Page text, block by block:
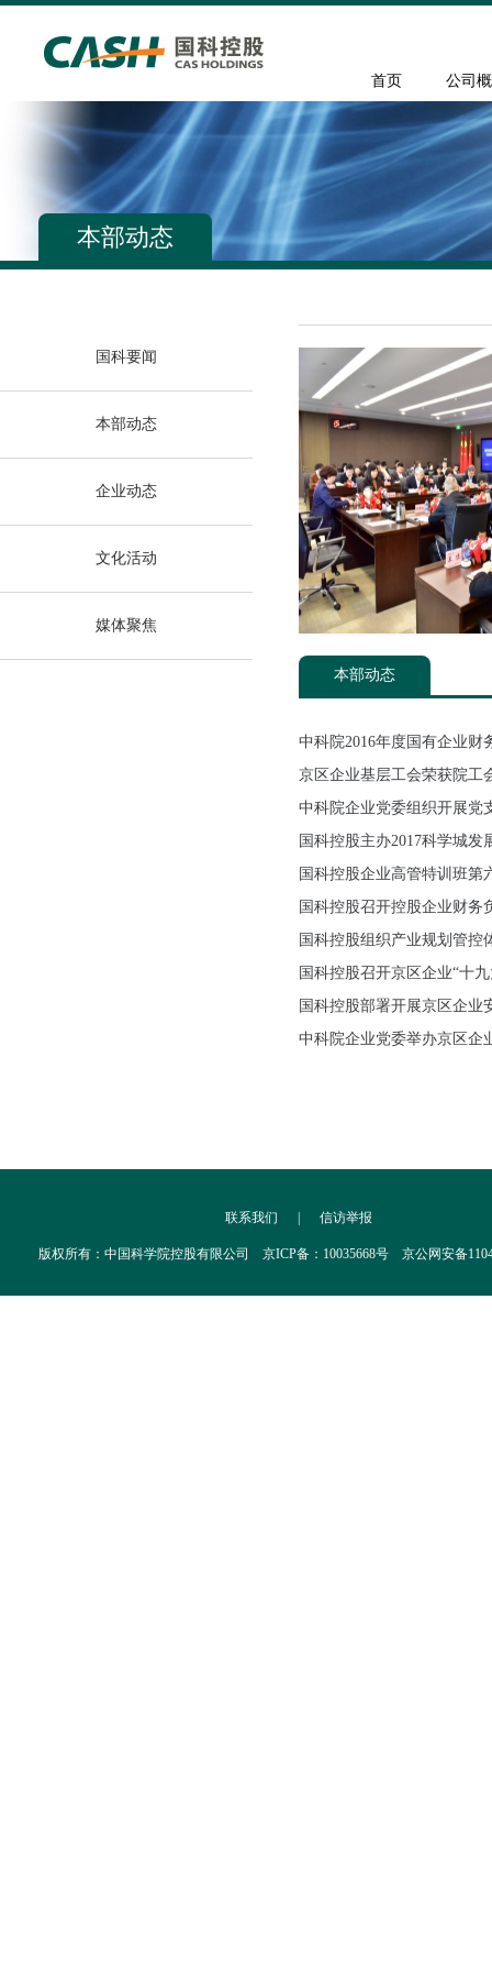
首页 公司
本部动态
国科要闻
本部动态
企业动态
文化活动
媒体聚焦
本部动态
中科院2016年度国有企业财
京区企业基层工会荣获院工
中科院企业党委组织开展党
国科控股主办2017科学城发
国科控股企业高管特训班第
国科控股召开控股企业财务
国科控股组织产业规划管控
国科控股召开京区企业“十
国科控股部署开展京区企业
中科院企业党委举办京区企
联系我们 信访举报
版权所有：中国科学院控股有限公司 京ICP备：10035668号 京公网安备